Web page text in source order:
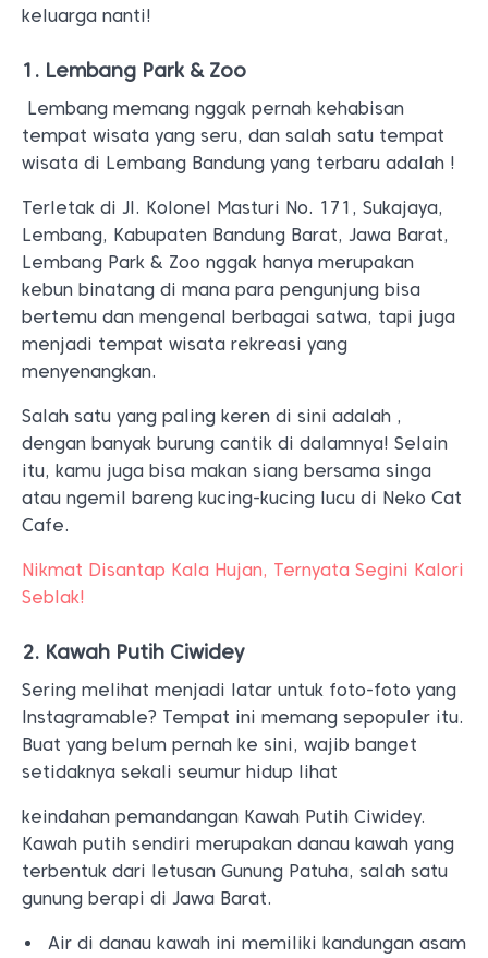
keluarga nanti!
1. Lembang Park & Zoo
Lembang memang nggak pernah kehabisan
tempat wisata yang seru, dan salah satu tempat
wisata di Lembang Bandung yang terbaru adalah !
Terletak di Jl. Kolonel Masturi No. 171, Sukajaya,
Lembang, Kabupaten Bandung Barat, Jawa Barat,
Lembang Park & Zoo nggak hanya merupakan
kebun binatang di mana para pengunjung bisa
bertemu dan mengenal berbagai satwa, tapi juga
menjadi tempat wisata rekreasi yang
menyenangkan.
Salah satu yang paling keren di sini adalah ,
dengan banyak burung cantik di dalamnya! Selain
itu, kamu juga bisa makan siang bersama singa
atau ngemil bareng kucing-kucing lucu di Neko Cat
Cafe.
Nikmat Disantap Kala Hujan, Ternyata Segini Kalori
Seblak!
2. Kawah Putih Ciwidey
Sering melihat menjadi latar untuk foto-foto yang
Instagramable? Tempat ini memang sepopuler itu.
Buat yang belum pernah ke sini, wajib banget
setidaknya sekali seumur hidup lihat
keindahan pemandangan Kawah Putih Ciwidey.
Kawah putih sendiri merupakan danau kawah yang
terbentuk dari letusan Gunung Patuha, salah satu
gunung berapi di Jawa Barat.
Air di danau kawah ini memiliki kandungan asam